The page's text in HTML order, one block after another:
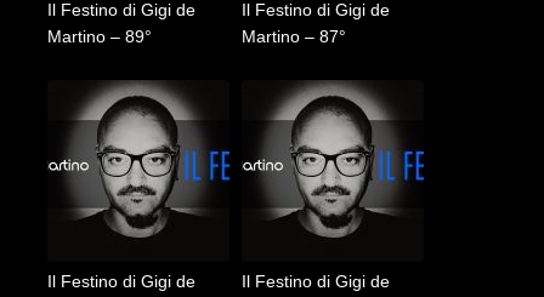
Il Festino di Gigi de
Martino – 89°
Il Festino di Gigi de
Martino – 87°
Il Festino di Gigi de
Il Festino di Gigi de